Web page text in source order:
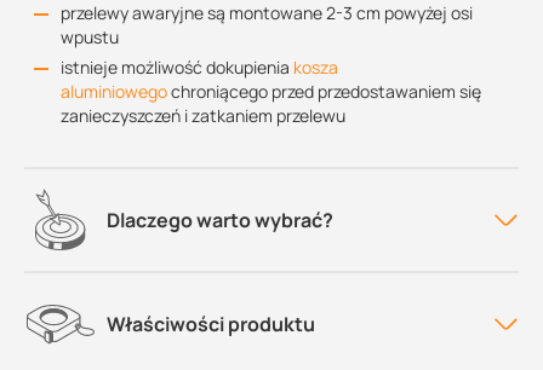
przelewy awaryjne są montowane 2-3 cm powyżej osi
wpustu
istnieje możliwość dokupienia kosza
aluminiowegochroniącego przed przedostawaniem się
zanieczyszczeń i zatkaniem przelewu
Dlaczego warto wybrać?
Właściwości produktu